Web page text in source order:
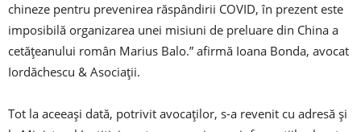
chineze pentru prevenirea răspândirii COVID, în prezent este
imposibilă organizarea unei misiuni de preluare din China a
cetățeanului român Marius Balo.” afirmă Ioana Bonda, avocat
Iordăchescu & Asociații.
Tot la aceeași dată, potrivit avocaților, s-a revenit cu adresă și